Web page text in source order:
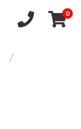
0